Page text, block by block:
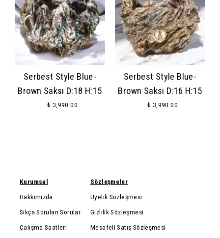
Serbest Style Blue-
Brown Saksı D:18 H:15
₺ 3,990.00
Serbest Style Blue-
Brown Saksı D:16 H:15
₺ 3,990.00
Kurumsal
Hakkımızda
Sıkça Sorulan Sorular
Çalışma Saatleri
Sözleşmeler
Üyelik Sözleşmesi
Gizlilik Sözleşmesi
Mesafeli Satış Sözleşmesi